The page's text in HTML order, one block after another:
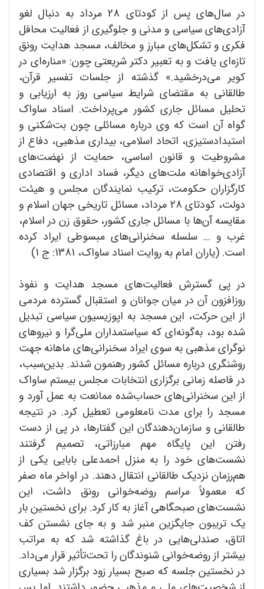
در سال‌های پس از کودتای 28 مرداد به دنبال لغو
آزادی‌های سیاسی و مدنی و جلوگیری از فعالیت محافل
فکری و تشکل‌های مبارز و مخالف، مسجد هدایت رونق
تازه‌ای یافت و به تعبیر دکتر شریعتی چون: «مناره‌ای در
کویر می‌درخشید.» گذشته از جلسات تفسیر قرآن،
طالقانی به مقتضای شرایط سیاسی روز به ارزیابی و
تحلیل مسائل جاری کشور می‌پرداخت. اسناد ساواک
گواه آن است که وی درباره مسائلی چون بت‌شکنی و
استبدادستیزی، اتحاد اسلامی، بیداری مذهبی، دفاع از
مشروطیت و قانون اساسی، حمایت از نهضت‌های
آزادی‌خواهانه ملت‌های دیگر، فساد اداری و اقتصادی
کارگزاران حکومت، ترکیب نمایندگان مجلس و هیئت‌
دولت، کودتای 28 مرداد، مسائل تاریخی جهان اسلام و
مقایسه آن‌ها با مسائل جاری کشور، حقوق زن در اسلام،
غرب و ... سلسله سخنرانی‌های مبسوطی ایراد کرده
است. (یاران امام به روایت اسناد ساواک، 1381: ج 1)
در پی گسترش فعالیت‌های مسجد هدایت و نفوذ
روزافزون آن در میان جوانان و استقبال گسترده مردمی
از این حرکت، این مسجد به اپوزیسیون سیاسی تبدیل
شده بود، به‌گونه‌ای که سیاستمداران ملی‌گرا و نیروهای
نوگرای مذهبی به سوی ایراد سخنرانی‌های ماهانه جهت
روشنگری درباره مسائل کشور رهنمون شدند. بدین‌سبب،
در فاصله زمانی برگزاری انتخابات مجلس بیستم ساواک
از این سخنرانی‌های حساب‌شده ممانعت به عمل آورد و
مسجد را برای مدت نامعلومی تعطیل کرد. در نتیجه
طالقانی و سازمان‌دهندگان این گفتارها، در پی از دست
رفتن این پایگاه مهم مبارزاتی، تصمیم گرفتند
نشست‌های خود را به منزل احمدعلی بابایی یکی از
هم‌رزمان نزدیک طالقانی انتقال دهند. در اواخر ماه صفر
که معمولاً مراسم روضه‌خوانی رونق داشت، این
نشست‌های صبحگاهی آغاز به کار کرد. برای نخستین بار
یک تریبون جایگزین منبر شد و به جای نشستن کف
اتاق، صندلی‌هایی در باغ گذاشته شد که به مراتب
بیشتر از روضه‌خوانی شنوندگان را تحت‌تأثیر قرار می‌داد.
در نخستین جلسه که صبح بسیار زود برگزار شد بسیاری